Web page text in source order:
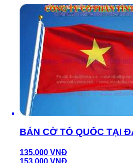
BÁN CỜ TỔ QUỐC TẠI
135.000 VNĐ
153.000 VNĐ